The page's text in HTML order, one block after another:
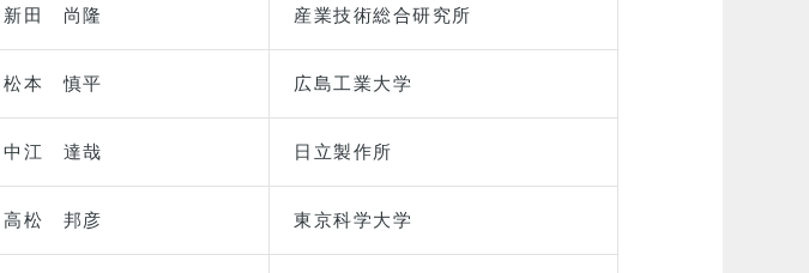
新田 尚隆 産業技術総合研究所
松本 慎平 広島工業大学
中江 達哉 日立製作所
高松 邦彦 東京科学大学